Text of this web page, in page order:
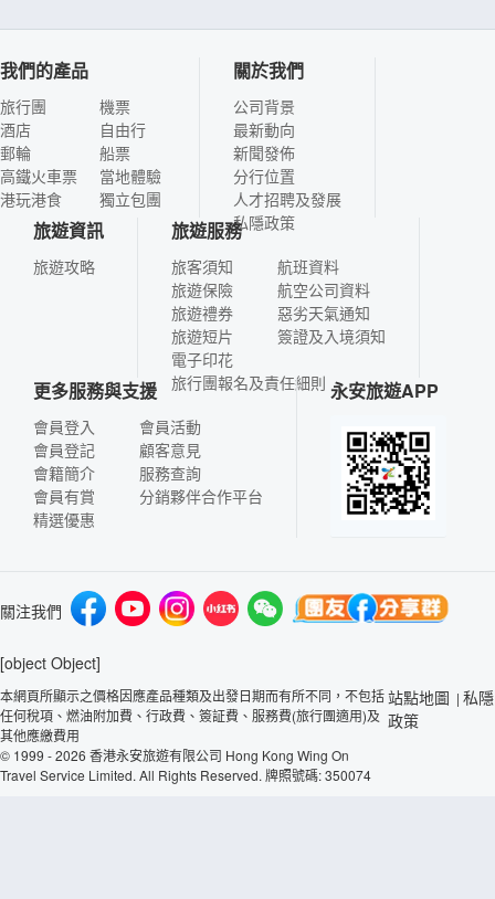
我們的產品
旅行團
酒店
郵輪
高鐵火車票
港玩港食
機票
自由行
船票
當地體驗
獨立包團
關於我們
公司背景
最新動向
新聞發佈
分行位置
人才招聘及發展
私隱政策
旅遊資訊
旅遊攻略
旅遊服務
旅客須知
旅遊保險
旅遊禮券
旅遊短片
電子印花
航班資料
航空公司資料
惡劣天氣通知
簽證及入境須知
旅行團報名及責任細則
更多服務與支援
會員登入
會員登記
會籍簡介
會員有賞
精選優惠
會員活動
顧客意見
服務查詢
分銷夥伴合作平台
永安旅遊APP
關注我們
[object Object]
本網頁所顯示之價格因應產品種類及出發日期而有所不同，不包括
任何稅項、燃油附加費、行政費、簽証費、服務費(旅行團適用)及
其他應繳費用
© 1999 - 2026 香港永安旅遊有限公司 Hong Kong Wing On
Travel Service Limited. All Rights Reserved. 牌照號碼: 350074
站點地圖 | 私隱
政策